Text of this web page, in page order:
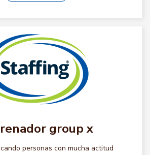
group x
personas con mucha actitud